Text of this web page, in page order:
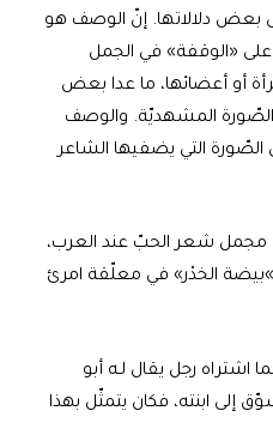
بعض دلالاتها. إنّ الوصف هو
على «الوقفة» في الجمل
أو أعضائها، ما عدا بعض
المشهديّة. والوصف
التي يضفيها الشاعر
مجمل شعر الحبّ عند العرب،
الخدْر» في معلّقة امرئ
رجل يقال لـه أبو
إلى ابنته، فكان يتمثّل بهذا